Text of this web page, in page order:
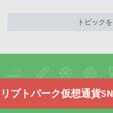
トピック
プトパーク仮想通貨